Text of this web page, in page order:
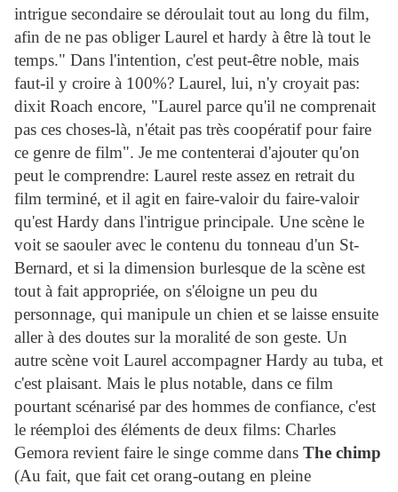
intrigue secondaire se déroulait tout au long du film,
afin de ne pas obligerLaurel et hardy à être là tout le
temps." Dans l'intention, c'est peut-être noble, mais
faut-il y croire à 100%? Laurel, lui, n'y croyait pas:
dixit Roach encore, "Laurel parce qu'il ne comprenait
pas ces choses-là, n'était pas très coopératif pour faire
ce genre de film". Je me contenterai d'ajouter qu'on
peut le comprendre: Laurel reste assez en retrait du
film terminé, et il agit en faire-valoir du faire-valoir
qu'est Hardy dans l'intrigue principale. Une scène le
voit se saouler avec le contenu du tonneau d'un St-
Bernard, et si la dimension burlesque de la scène est
tout à fait appropriée, on s'éloigne un peu du
personnage, qui manipule un chien et se laisse ensuite
aller à des doutes sur la moralité de son geste. Un
autre scène voit Laurel accompagnerHardy au tuba, et
c'est plaisant. Mais le plus notable, dans ce film
pourtant scénarisé par des hommes de confiance, c'est
le réemploi des éléments de deux films: Charles
Gemora revient faire le singe comme dans The chimp
(Au fait, que fait cet orang-outang en pleine